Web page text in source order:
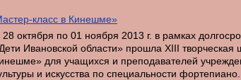
класс в Кинешме»
октября по 01 ноября 2013 г. в рамках
Ивановской области» прошла XIII творческая
для учащихся и преподавателей
и искусства по специальности фортепиано.